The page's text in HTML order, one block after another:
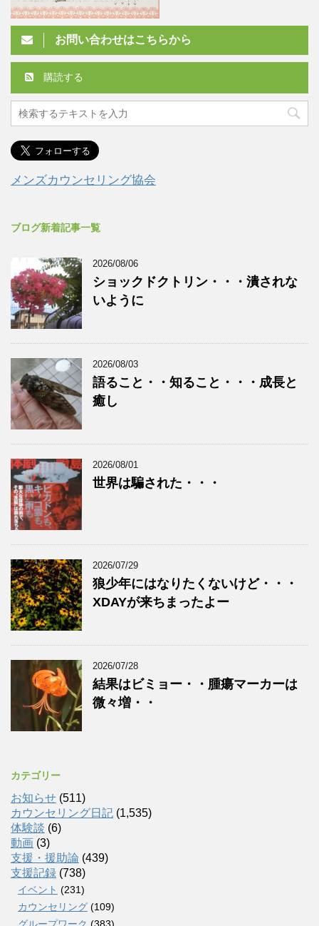
お問い合わせはこちらから
購読する
メンズカウンセリング協会
ブログ新着記事一覧
2026/08/06
ショックドクトリン・・・潰されな
いように
2026/08/03
語ること・・知ること・・・成長と
癒し
2026/08/01
世界は騙された・・・
2026/07/29
狼少年にはなりたくないけど・・・
XDAYが来ちまったよー
2026/07/28
結果はビミョー・・腫瘍マーカーは
微々増・・
カテゴリー
お知らせ (511)
カウンセリング日記 (1,535)
体験談 (6)
動画 (3)
支援・援助論 (439)
支援記録 (738)
イベント (231)
カウンセリング (109)
グループワーク (383)